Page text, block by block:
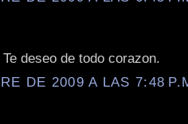
deseo de todo corazon.
DE 2009 A LAS 7:48